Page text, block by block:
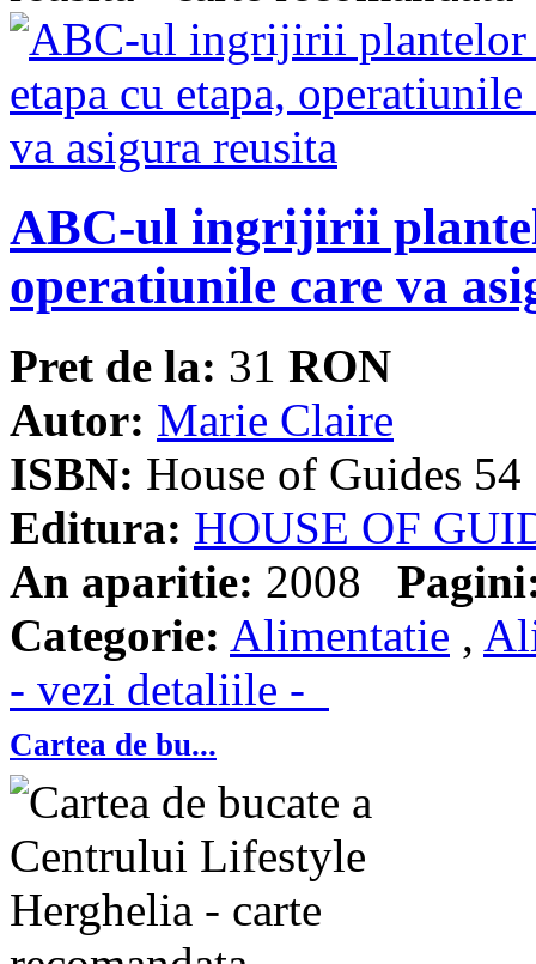
ABC-ul ingrijirii
operatiunile care va
Pret de la: 31 RON
Autor: Marie Claire
ISBN: House of Guides 54
Editura: HOUSE OF
An aparitie: 2008
Categorie: Alimentatie ,
- vezi detaliile -
Cartea de bu...